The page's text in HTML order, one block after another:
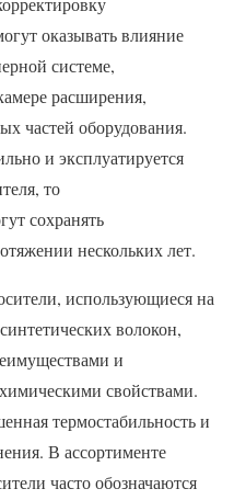
оказывать влияние
системе,
расширения,
частей оборудования.
и эксплуатируется
то
сохранять
нескольких лет.
использующиеся на
волокон,
и
свойствами.
термостабильность и
В ассортименте
часто обозначаются